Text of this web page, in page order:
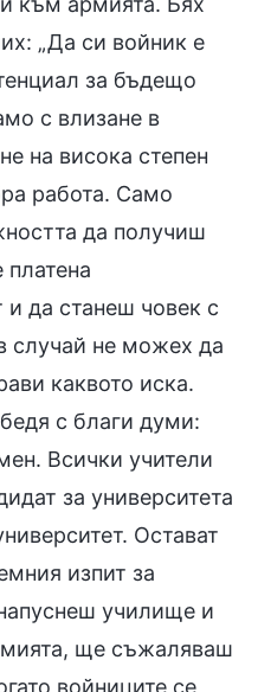
„Да си войник е
за бъдещо
с влизане в
на висока степен
работа. Само
да получиш
платена
да станеш човек с
случай не можех да
каквото иска.
с благи думи:
Всички учители
за университета
Остават
изпит за
училище и
ще съжаляваш
войниците се